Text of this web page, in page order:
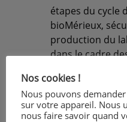
étapes du cycle
bioMérieux,
production du
dans le cadre
Nos cookies !
Nous pouvons
sur votre appareil. Nous
nous faire savoir quand